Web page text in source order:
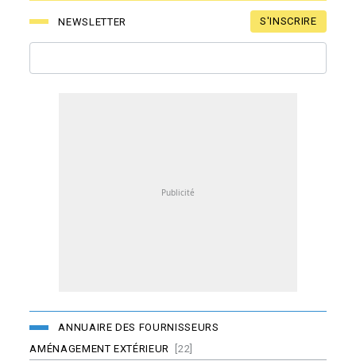
NEWSLETTER S'INSCRIRE
ANNUAIRE DES FOURNISSEURS
AMÉNAGEMENT EXTÉRIEUR [22]